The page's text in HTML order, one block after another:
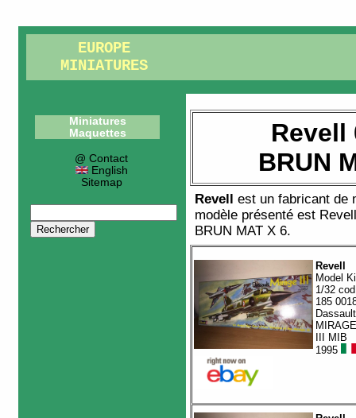
EUROPE
MINIATURES
Miniatures
Maquettes
@ Contact
English
Sitemap
Revell
BRUN
Revell est un fabricant de
modèle présenté est
BRUN MAT X 6.
Revell
Model
1/32
185
Dassault
MIRAGE
III MIB
1995